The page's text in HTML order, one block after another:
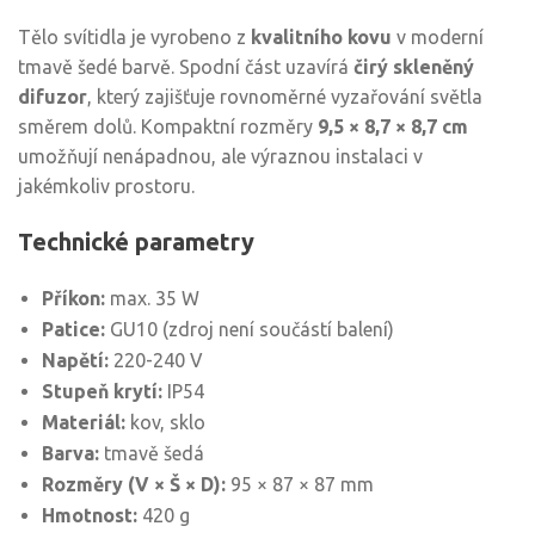
Tělo svítidla je vyrobeno z kvalitního kovu v moderní
tmavě šedé barvě. Spodní část uzavírá čirý skleněný
difuzor, který zajišťuje rovnoměrné vyzařování světla
směrem dolů. Kompaktní rozměry 9,5 × 8,7 × 8,7 cm
umožňují nenápadnou, ale výraznou instalaci v
jakémkoliv prostoru.
Technické parametry
Příkon: max. 35 W
Patice: GU10 (zdroj není součástí balení)
Napětí: 220-240 V
Stupeň krytí: IP54
Materiál: kov, sklo
Barva: tmavě šedá
Rozměry (V × Š × D): 95 × 87 × 87 mm
Hmotnost: 420 g